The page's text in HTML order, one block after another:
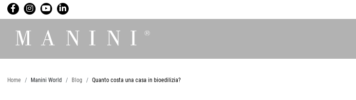
Home Manini World Blog Quanto costa una casa in bioedilizia?